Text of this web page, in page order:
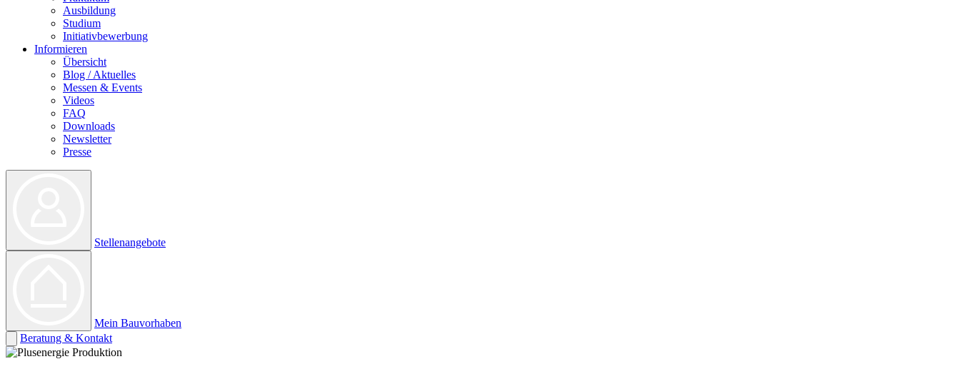
Ausbildung
Studium
Initiativbewerbung
Informieren
Übersicht
Blog / Aktuelles
Messen & Events
Videos
FAQ
Downloads
Newsletter
Presse
Stellenangebote
Mein Bauvorhaben
Beratung & Kontakt